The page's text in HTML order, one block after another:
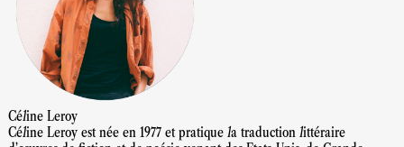
Céline Leroy
Céline Leroy est née en 1977 et pratique la traduction littéraire